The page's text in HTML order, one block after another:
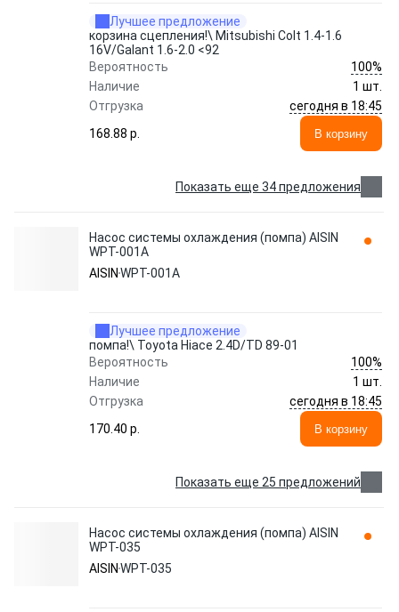
Лучшее предложение
корзина сцепления!\ Mitsubishi Colt 1.4-1.6
16V/Galant 1.6-2.0 <92
Вероятность
100%
Наличие
1 шт.
Отгрузка
сегодня в 18:45
168.88 p.
В корзину
Показать еще 34 предложения
Насос системы охлаждения (помпа) AISIN
WPT-001A
AISIN WPT-001A
Лучшее предложение
помпа!\ Toyota Hiace 2.4D/TD 89-01
Вероятность
100%
Наличие
1 шт.
Отгрузка
сегодня в 18:45
170.40 p.
В корзину
Показать еще 25 предложений
Насос системы охлаждения (помпа) AISIN
WPT-035
AISIN WPT-035